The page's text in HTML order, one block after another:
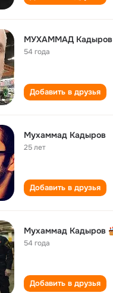
МУХАММАД Кадыров
54 года
Добавить в друзья
Мухаммад Кадыров
25 лет
Добавить в друзья
Мухаммад Кадыров
54 года
Добавить в друзья